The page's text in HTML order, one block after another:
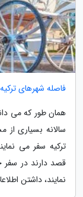
فاصله شهرهای ترکیه
همان طور که می
سالانه بسیاری از
ترکیه سفر می
قصد دارند در سفر
نمایند، داشتن